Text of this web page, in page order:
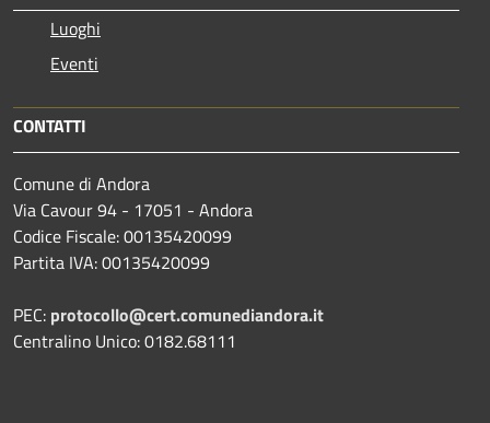
Luoghi
Eventi
CONTATTI
Comune di Andora
Via Cavour 94 - 17051 - Andora
Codice Fiscale: 00135420099
Partita IVA: 00135420099
PEC: protocollo@cert.comunediandora.it
Centralino Unico: 0182.68111